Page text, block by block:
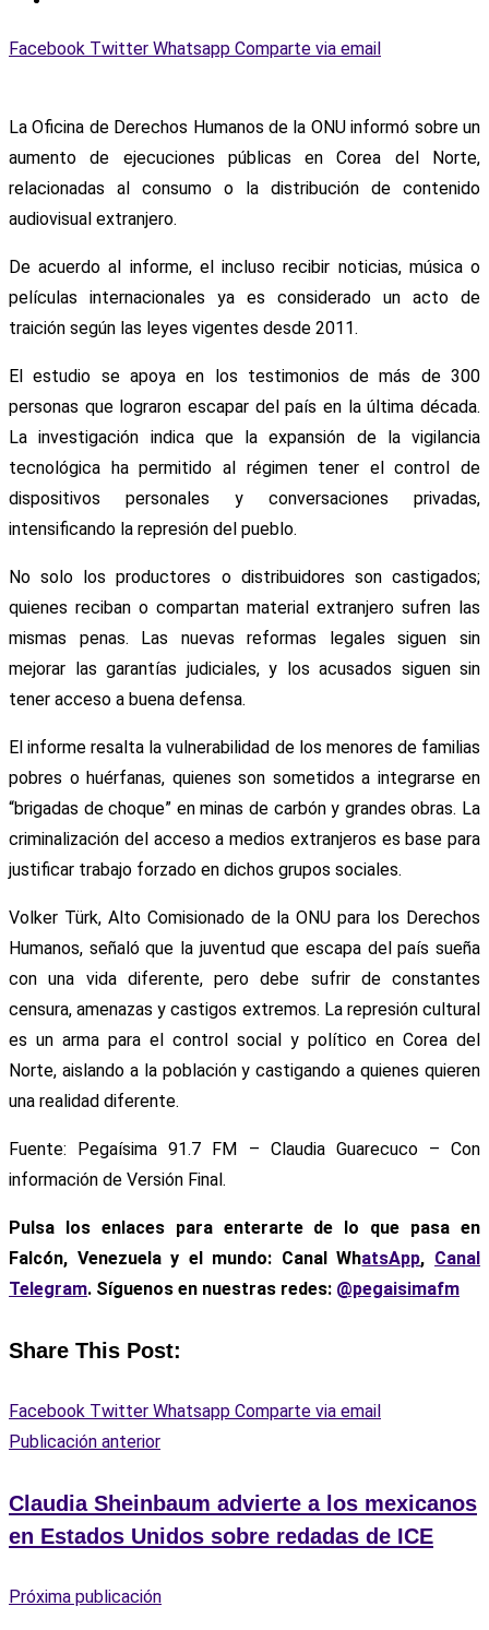
Facebook Twitter Whatsapp Comparte via email
La Oficina de Derechos Humanos de la ONU informó sobre un
aumento de ejecuciones públicas en Corea del Norte,
relacionadas al consumo o la distribución de contenido
audiovisual extranjero.
De acuerdo al informe, el incluso recibir noticias, música o
películas internacionales ya es considerado un acto de
traición según las leyes vigentes desde 2011.
El estudio se apoya en los testimonios de más de 300
personas que lograron escapar del país en la última década.
La investigación indica que la expansión de la vigilancia
tecnológica ha permitido al régimen tener el control de
dispositivos personales y conversaciones privadas,
intensificando la represión del pueblo.
No solo los productores o distribuidores son castigados;
quienes reciban o compartan material extranjero sufren las
mismas penas. Las nuevas reformas legales siguen sin
mejorar las garantías judiciales, y los acusados siguen sin
tener acceso a buena defensa.
El informe resalta la vulnerabilidad de los menores de familias
pobres o huérfanas, quienes son sometidos a integrarse en
“brigadas de choque” en minas de carbón y grandes obras. La
criminalización del acceso a medios extranjeros es base para
justificar trabajo forzado en dichos grupos sociales.
Volker Türk, Alto Comisionado de la ONU para los Derechos
Humanos, señaló que la juventud que escapa del país sueña
con una vida diferente, pero debe sufrir de constantes
censura, amenazas y castigos extremos. La represión cultural
es un arma para el control social y político en Corea del
Norte, aislando a la población y castigando a quienes quieren
una realidad diferente.
Fuente: Pegaísima 91.7 FM – Claudia Guarecuco – Con
información de Versión Final.
Pulsa los enlaces para enterarte de lo que pasa en
Falcón, Venezuela y el mundo: Canal WhatsApp, Canal
Telegram. Síguenos en nuestras redes: @pegaisimafm
Share This Post:
Facebook Twitter Whatsapp Comparte via email
Publicación anterior
Claudia Sheinbaum advierte a los mexicanos
en Estados Unidos sobre redadas de ICE
Próxima publicación